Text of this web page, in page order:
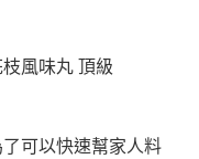
可以快速幫家人料